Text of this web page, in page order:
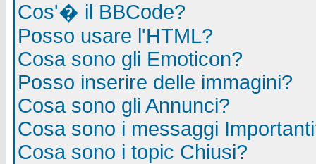
Cos'� il BBCode?
Posso usare l'HTML?
Cosa sono gli Emoticon?
Posso inserire delle immagini?
Cosa sono gli Annunci?
Cosa sono i messaggi
Cosa sono i topic Chiusi?